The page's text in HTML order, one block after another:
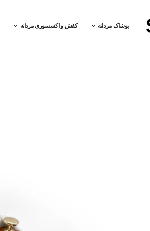
پوشاک مردانه کفش و اکسسوری مردانه